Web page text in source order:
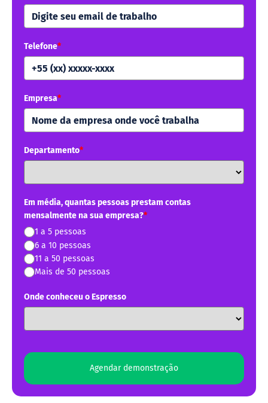
Telefone*
Empresa*
Departamento*
Em média, quantas pessoas prestam contas
mensalmente na sua empresa?*
1 a 5 pessoas
6 a 10 pessoas
11 a 50 pessoas
Mais de 50 pessoas
Onde conheceu o Espresso
Agendar demonstração